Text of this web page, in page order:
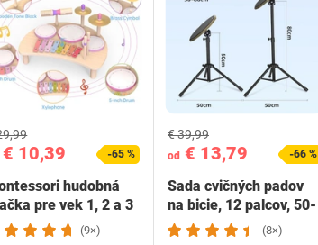
€ 10,39 -65 %
hudobná
pre vek 1, 2 a 3
- Drevená…
(9×)
od€ 13,79
€ 39,99
-66 %
Sada cvičných padov
na bicie, 12 palcov, 50-
80 cm, so…
(8×)